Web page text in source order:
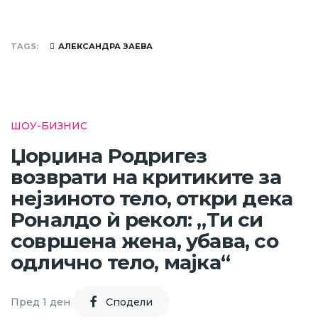
TAGS АЛЕКСАНДРА ЗАЕВА
ШОУ-БИЗНИС
Џорџина Родригез
возврати на критиките за
нејзиното тело, откри дека
Роналдо ѝ рекол: „Ти си
совршена жена, убава, со
одлично тело, мајка“
Пред 1 ден Cподели